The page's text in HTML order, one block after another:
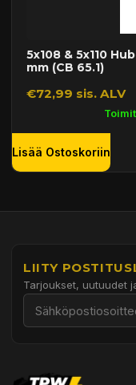
5x108 & 5x110
mm (CB 65.1)
€72,99 sis. ALV
Lisää Ostoskoriin
LIITY
Tarjoukset, uutuudet